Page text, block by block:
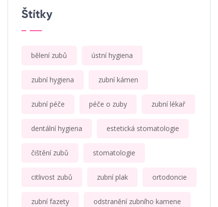
Štítky
bělení zubů ústní hygiena
zubní hygiena zubní kámen
zubní péče péče o zuby zubní lékař
dentální hygiena estetická stomatologie
čištění zubů stomatologie
citlivost zubů zubní plak ortodoncie
zubní fazety odstranění zubního kamene